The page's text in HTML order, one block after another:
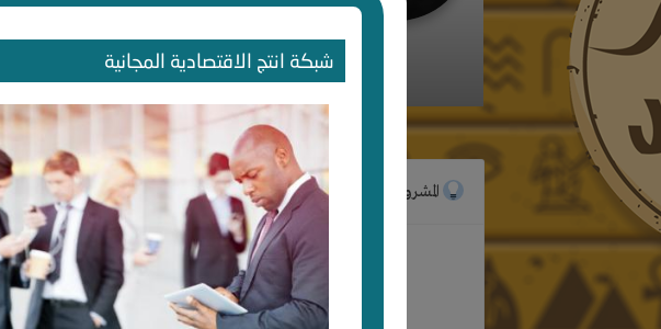
شبكة انتج الاقتصادية المجانية
الرئيسية المشروعات
المشروعات